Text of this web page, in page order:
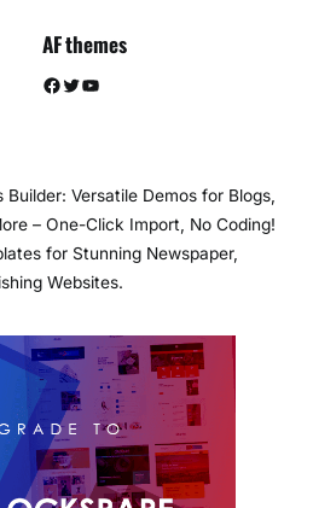
AF themes
Facebook Twitter YouTube
Versatile Demos for Blogs,
– One-Click Import, No Coding!
for Stunning Newspaper,
Websites.